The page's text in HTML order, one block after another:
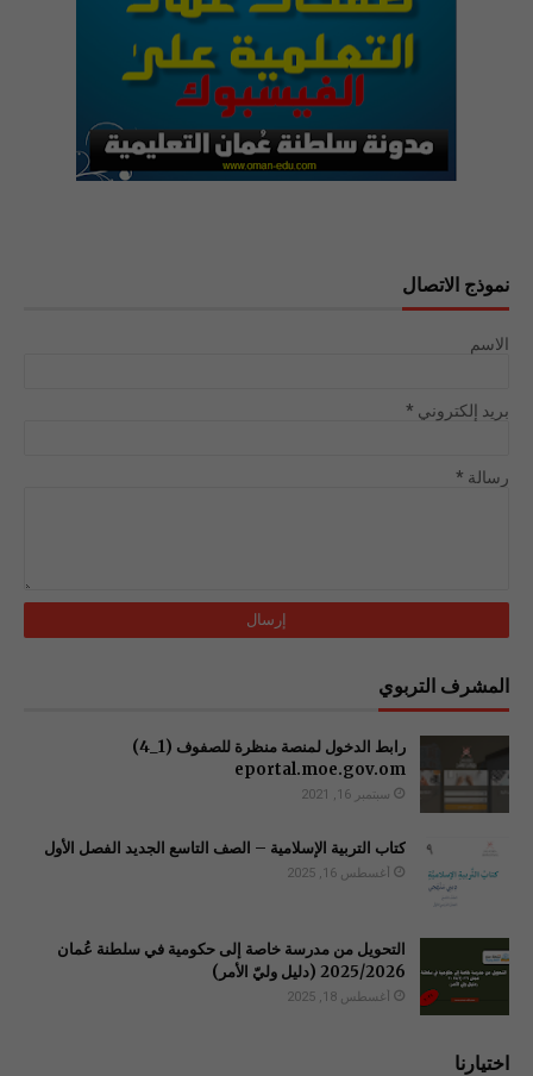
نموذج الاتصال
الاسم
بريد إلكتروني *
رسالة *
المشرف التربوي
رابط الدخول لمنصة منظرة للصفوف (1_4)
سبتمبر 16, 2021
كتاب التربية الإسلامية – الصف التاسع الجديد الفصل الأول
أغسطس 16, 2025
التحويل من مدرسة خاصة إلى حكومية في سلطنة عُمان
2025/2026 (دليل وليّ الأمر)
أغسطس 18, 2025
اختيارنا